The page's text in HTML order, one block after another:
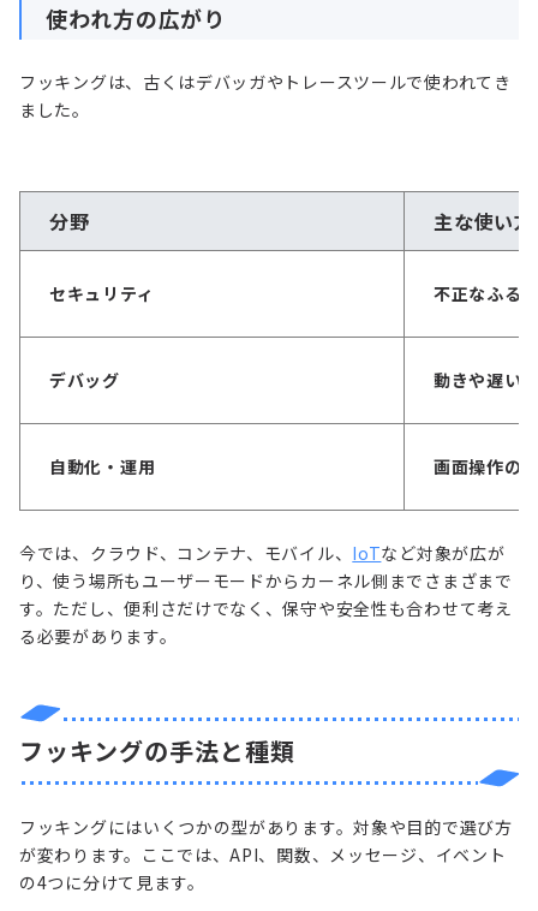
使われ方の広がり
フッキングは、古くはデバッガやトレースツールで使われてき
ました。
分野 主な使い方
セキュリティ 不正なふる
デバッグ 動きや遅い
自動化・運用 画面操作の
今では、クラウド、コンテナ、モバイル、 IoTなど対象が広が
り、使う場所もユーザーモードからカーネル側までさまざまで
す。ただし、便利さだけでなく、保守や安全性も合わせて考え
る必要があります。
フッキングの手法と種類
フッキングにはいくつかの型があります。対象や目的で選び方
が変わります。ここでは、API、関数、メッセージ、イベント
の4つに分けて見ます。